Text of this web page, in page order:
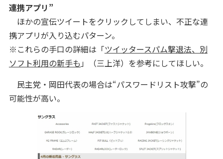
連携アプリ”
ほかの宣伝ツイートをクリックしてしまい、不正な連
携アプリが入り込むパターン。
※これらの手口の詳細は「ツイッタースパム撃退法、別
ソフト利用の新手も 」（三上洋）を参考にしてほしい。
民主党・岡田代表の場合は“パスワードリスト攻撃”の
可能性が高い。